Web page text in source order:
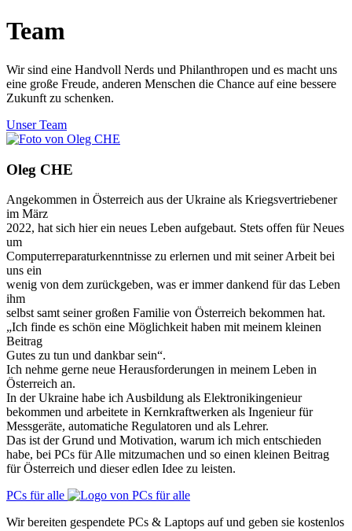
Team
Wir sind eine Handvoll Nerds und Philanthropen und es macht uns
eine große Freude, anderen Menschen die Chance auf eine bessere
Zukunft zu schenken.
Unser Team
Oleg CHE
Angekommen in Österreich aus der Ukraine als Kriegsvertriebener
im März
2022, hat sich hier ein neues Leben aufgebaut. Stets offen für Neues
um
Computerreparaturkenntnisse zu erlernen und mit seiner Arbeit bei
uns ein
wenig von dem zurückgeben, was er immer dankend für das Leben
ihm
selbst samt seiner großen Familie von Österreich bekommen hat.
„Ich finde es schön eine Möglichkeit haben mit meinem kleinen
Beitrag
Gutes zu tun und dankbar sein“.
Ich nehme gerne neue Herausforderungen in meinem Leben in
Österreich an.
In der Ukraine habe ich Ausbildung als Elektronikingenieur
bekommen und arbeitete in Kernkraftwerken als Ingenieur für
Messgeräte, automatiche Regulatoren und als Lehrer.
Das ist der Grund und Motivation, warum ich mich entschieden
habe, bei PCs für Alle mitzumachen und so einen kleinen Beitrag
für Österreich und dieser edlen Idee zu leisten.
PCs für alle
Wir bereiten gespendete PCs & Laptops auf und geben sie kostenlos